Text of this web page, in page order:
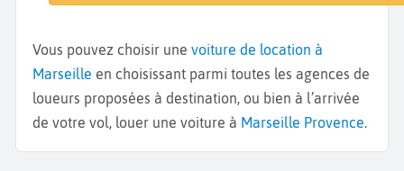
Vous pouvez choisir une voiture de location à
Marseille en choisissant parmi toutes les agences de
loueurs proposées à destination, ou bien à l’arrivée
de votre vol, louer une voiture à Marseille Provence.